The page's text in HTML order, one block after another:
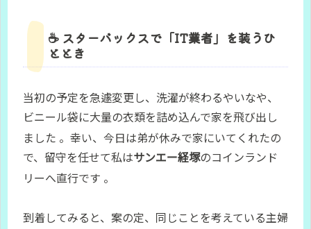
☕ スターバックスで「IT業者」を装うひ
ととき
当初の予定を急遽変更し、洗濯が終わるやいなや、
ビニール袋に大量の衣類を詰め込んで家を飛び出し
ました 。幸い、今日は弟が休みで家にいてくれたの
で、留守を任せて私はサンエー経塚のコインランド
リーへ直行です 。
到着してみると、案の定、同じことを考えている主婦